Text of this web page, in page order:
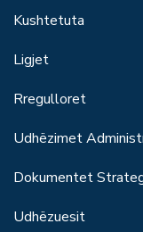
Kushtetuta
Ligjet
Rregulloret
Udhëzimet
Dokumentet
Udhëzuesit